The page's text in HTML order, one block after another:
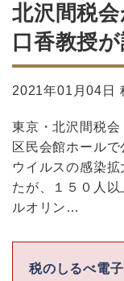
北沢間税
口香教授
2021年01月04日
東京・北沢間税
区民会館ホール
ウイルスの感染
たが、１５０人
ルオリン…
税のしるべ電